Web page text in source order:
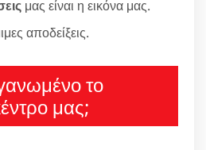
μας είναι η εικόνα μας.
αποδείξεις.
το
μας;